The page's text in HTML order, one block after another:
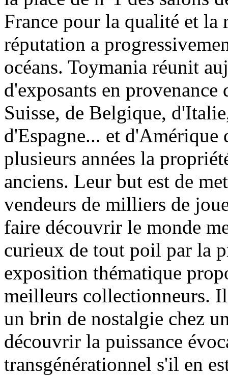
France pour la qualité et la
réputation a
océans. Toymania réunit
d'exposants en
Suisse, de Belgique,
d'Espagne... et
plusieurs années la
anciens. Leur but est de
vendeurs de milliers de
faire découvrir le monde
curieux de tout poil par la
exposition thématique
meilleurs collectionneurs.
un brin de nostalgie chez
découvrir la puissance
transgénérationnel s'il en